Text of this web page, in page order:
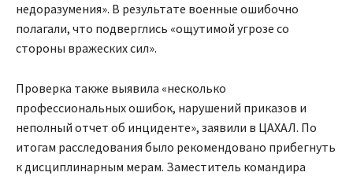
недоразумения». В результате военные ошибочно
полагали, что подверглись «ощутимой угрозе со
стороны вражеских сил».
Проверка также выявила «несколько
профессиональных ошибок, нарушений приказов и
неполный отчет об инциденте», заявили в ЦАХАЛ. По
итогам расследования было рекомендовано прибегнуть
к дисциплинарным мерам. Заместитель командира